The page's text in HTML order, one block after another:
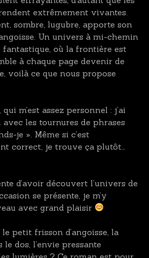
extrêmement vivantes.
sombre, lugubre, apporte son
Un univers à mi-chemin
fantastique, où la frontière est
à chaque page devenir de
voilà ce que nous propose
m’est assez personnel : j’ai
les tournures de phrases
je ». Même si c’est
correct, je trouve ça plutôt…
d’avoir découvert l’univers de
se présente, je m’y
avec grand plaisir
petit frisson d’angoisse, la
dos, l’envie pressante